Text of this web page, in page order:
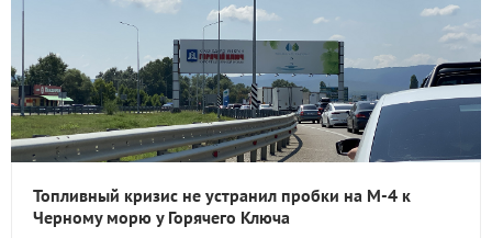
Топливный кризис не устранил пробки на М-4 к
Черному морю у Горячего Ключа